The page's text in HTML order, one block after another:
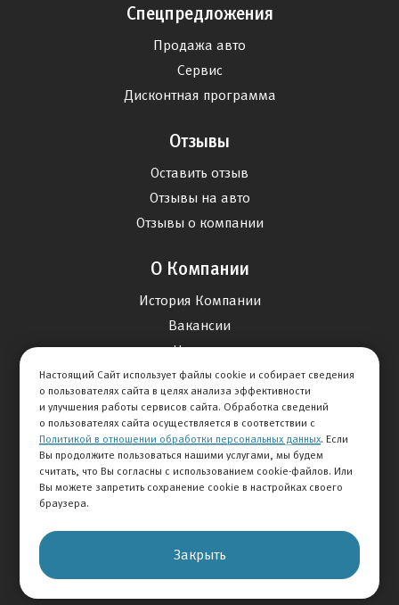
© 2026 АВТОМИР
Спецпредложения
Продажа авто
Сервис
Дисконтная программа
Отзывы
Оставить отзыв
Отзывы на авто
Отзывы о компании
О Компании
История Компании
Вакансии
Новости
Карта сайта
Контакты
+7 495 234-33-66
Настоящий Сайт использует файлы cookie и собирает сведения
о пользователях сайта в целях анализа эффективности
и улучшения работы сервисов сайта. Обработка сведений
о пользователях сайта осуществляется в соответствии с
Политикой в отношении обработки персональных данных. Если
Вы продолжите пользоваться нашими услугами, мы будем
считать, что Вы согласны с использованием cookie-файлов. Или
Вы можете запретить сохранение cookie в настройках своего
браузера.
Закрыть